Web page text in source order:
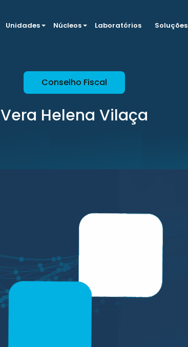
Unidades Núcleos Laboratórios Soluções
Conselho Fiscal
Vera Helena Vilaça